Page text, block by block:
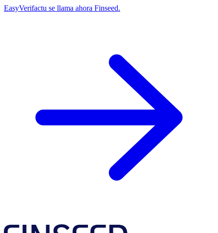
EasyVerifactu se llama ahora Finseed.